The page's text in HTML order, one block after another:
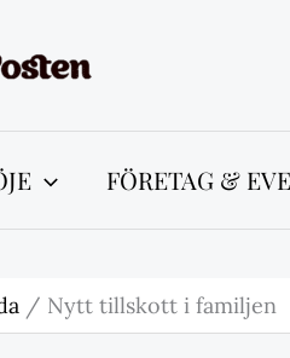
FÖRETAG &
Nytt tillskott i familjen